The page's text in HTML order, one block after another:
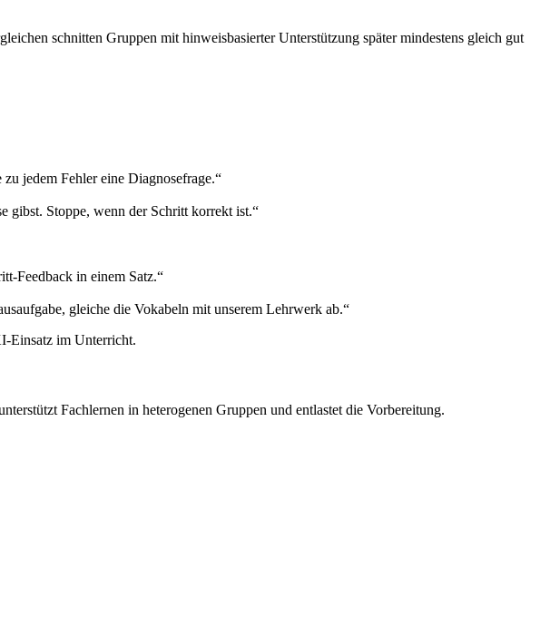
schnitten Gruppen mit hinweisbasierter Unterstützung später mindestens gleich gut
jedem Fehler eine Diagnosefrage.“
gibst. Stoppe, wenn der Schritt korrekt ist.“
Feedback in einem Satz.“
gleiche die Vokabeln mit unserem Lehrwerk ab.“
Einsatz im Unterricht.
Fachlernen in heterogenen Gruppen und entlastet die Vorbereitung.